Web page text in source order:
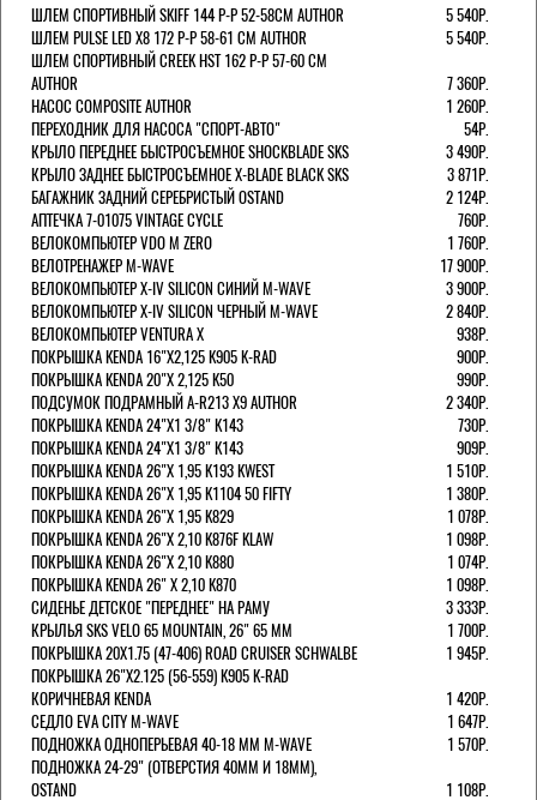
ШЛЕМ СПОРТИВНЫЙ SKIFF 144 Р-Р 52-58СМ AUTHOR
5 540Р.
ШЛЕМ PULSE LED X8 172 Р-Р 58-61 СМ AUTHOR
5 540Р.
ШЛЕМ СПОРТИВНЫЙ CREEK HST 162 Р-Р 57-60 СМ
AUTHOR
7 360Р.
НАСОС COMPOSITE AUTHOR
1 260Р.
ПЕРЕХОДНИК ДЛЯ НАСОСА "СПОРТ-АВТО"
54Р.
КРЫЛО ПЕРЕДНЕЕ БЫСТРОСЪЕМНОЕ SHOCKBLADE SKS
3 490Р.
КРЫЛО ЗАДНЕЕ БЫСТРОСЪЕМНОЕ X-BLADE BLACK SKS
3 871Р.
БАГАЖНИК ЗАДНИЙ СЕРЕБРИСТЫЙ OSTAND
2 124Р.
АПТЕЧКА 7-01075 VINTAGE CYCLE
760Р.
ВЕЛОКОМПЬЮТЕР VDO M ZERO
1 760Р.
ВЕЛОТРЕНАЖЕР M-WAVE
17 900Р.
ВЕЛОКОМПЬЮТЕР X-IV SILICON СИНИЙ M-WAVE
3 900Р.
ВЕЛОКОМПЬЮТЕР X-IV SILICON ЧЕРНЫЙ M-WAVE
2 840Р.
ВЕЛОКОМПЬЮТЕР VENTURA Х
938Р.
ПОКРЫШКА KENDA 16"Х2,125 K905 K-RAD
900Р.
ПОКРЫШКА KENDA 20"Х 2,125 K50
990Р.
ПОДСУМОК ПОДРАМНЫЙ A-R213 X9 AUTHOR
2 340Р.
ПОКРЫШКА KENDA 24"Х1 3/8" K143
730Р.
ПОКРЫШКА KENDA 24"Х1 3/8" K143
909Р.
ПОКРЫШКА KENDA 26"Х 1,95 K193 KWEST
1 510Р.
ПОКРЫШКА KENDA 26"Х 1,95 K1104 50 FIFTY
1 380Р.
ПОКРЫШКА KENDA 26"Х 1,95 K829
1 078Р.
ПОКРЫШКА KENDA 26"Х 2,10 K876F KLAW
1 098Р.
ПОКРЫШКА KENDA 26"Х 2,10 K880
1 074Р.
ПОКРЫШКА KENDA 26" Х 2,10 K870
1 098Р.
СИДЕНЬЕ ДЕТСКОЕ "ПЕРЕДНЕЕ" НА РАМУ
3 333Р.
КРЫЛЬЯ SKS VELO 65 MOUNTAIN, 26" 65 ММ
1 700Р.
ПОКРЫШКА 20X1.75 (47-406) ROAD CRUISER SCHWALBE
1 945Р.
ПОКРЫШКА 26"Х2.125 (56-559) K905 K-RAD
КОРИЧНЕВАЯ KENDA
1 420Р.
СЕДЛО EVA CITY M-WAVE
1 647Р.
ПОДНОЖКА ОДНОПЕРЬЕВАЯ 40-18 ММ M-WAVE
1 570Р.
ПОДНОЖКА 24-29" (ОТВЕРСТИЯ 40ММ И 18ММ),
OSTAND
1 108Р.